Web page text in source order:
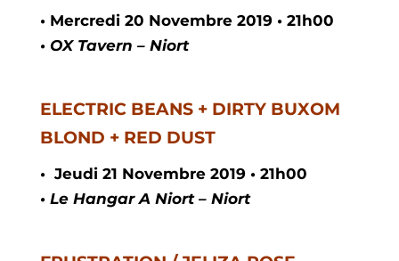
• Mercredi 20 Novembre 2019 • 21h00
• OX Tavern – Niort
ELECTRIC BEANS + DIRTY BUXOM
BLOND + RED DUST
• Jeudi 21 Novembre 2019 • 21h00
• Le Hangar A Niort – Niort